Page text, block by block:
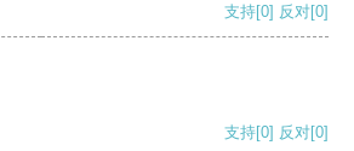
支持[0] 反对[0]
支持[0] 反对[0]